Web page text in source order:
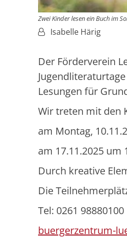
Zwei Kinder lesen ein Buch im
Von:Isabelle Härig
Der Förderverein
Lesungen für
Wir treten mit den
am Montag,
am 17.11.2025 um
Durch kreative
Die
Tel: 0261 98880100
buergerzentrum-